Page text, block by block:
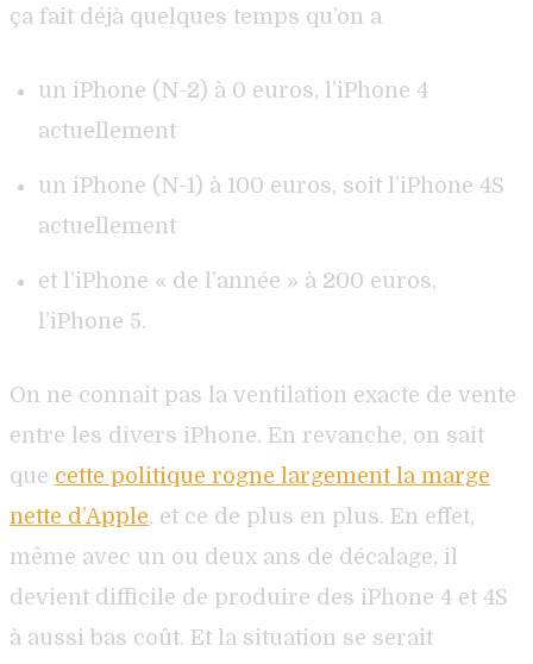
ça fait déjà quelques temps qu’on a
un iPhone (N-2) à 0 euros, l’iPhone 4
actuellement
un iPhone (N-1) à 100 euros, soit l’iPhone 4S
actuellement
et l’iPhone « de l’année » à 200 euros,
l’iPhone 5.
On ne connait pas la ventilation exacte de vente
entre les divers iPhone. En revanche, on sait
que cette politique rogne largement la marge
nette d’Apple, et ce de plus en plus. En effet,
même avec un ou deux ans de décalage, il
devient difficile de produire des iPhone 4 et 4S
à aussi bas coût. Et la situation se serait